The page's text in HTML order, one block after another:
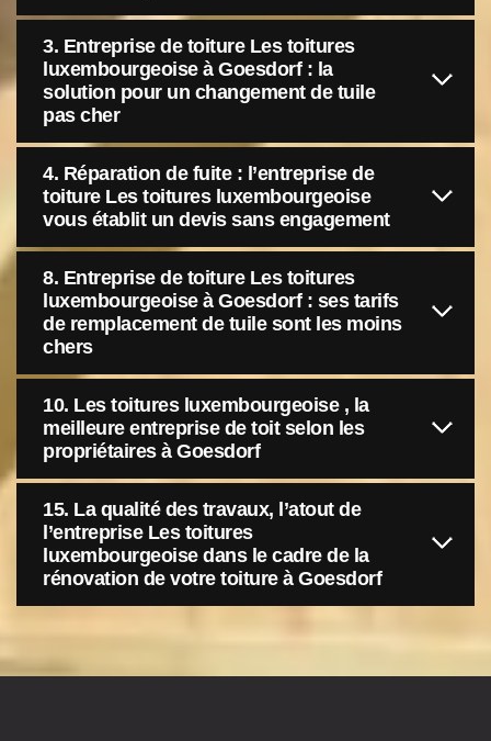
3. Entreprise de toiture Les toitures
luxembourgeoise à Goesdorf : la
solution pour un changement de tuile
pas cher
4. Réparation de fuite : l’entreprise de
toiture Les toitures luxembourgeoise
vous établit un devis sans engagement
8. Entreprise de toiture Les toitures
luxembourgeoise à Goesdorf : ses tarifs
de remplacement de tuile sont les moins
chers
10. Les toitures luxembourgeoise , la
meilleure entreprise de toit selon les
propriétaires à Goesdorf
15. La qualité des travaux, l’atout de
l’entreprise Les toitures
luxembourgeoise dans le cadre de la
rénovation de votre toiture à Goesdorf